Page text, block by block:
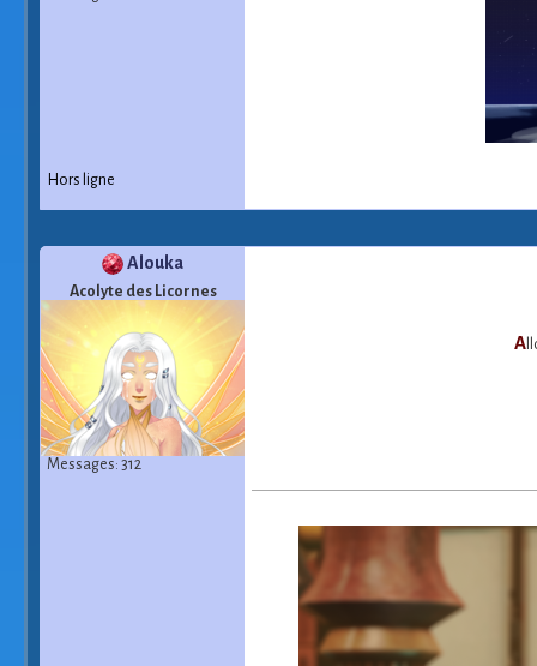
Hors ligne
Alouka
Acolyte des Licornes
Messages: 312
A